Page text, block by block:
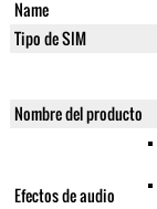
Name
Tipo de SIM
Nombre del producto
Efectos de audio